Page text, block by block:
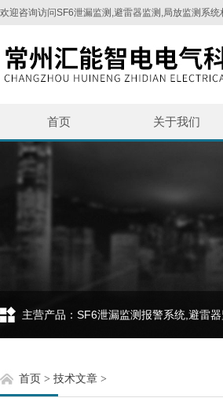
欢迎咨询访问SF6泄漏监测,避雷器监测,局放监测系统
首页 关于我们
首页 > 技术文章 >